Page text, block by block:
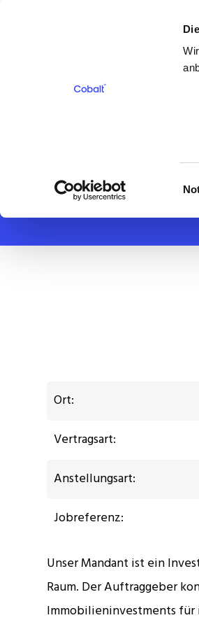
Für
Ort:
Vertragsart:
Anstellungsart:
Jobreferenz:
Unser Mandant ist ein
Raum. Der Auftraggeber
Immobilieninvestments